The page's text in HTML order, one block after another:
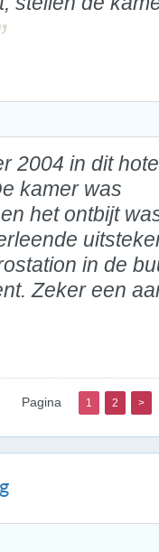
2004 in dit
kamer was
het ontbijt
in de
Zeker een
Pagina 1 2 >